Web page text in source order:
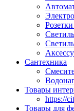
Сантехника
Товары
https://
Товары для